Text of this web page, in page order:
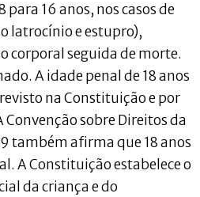
16 anos, nos casos de
latrocínio e estupro),
corporal seguida de morte.
A idade penal de 18 anos
na Constituição e por
Convenção sobre Direitos da
também afirma que 18 anos
A Constituição estabelece o
da criança e do